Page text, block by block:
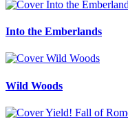
Into the Emberlands
Wild Woods